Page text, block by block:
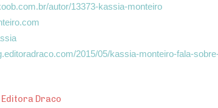
autor/13373-kassia-monteiro
2015/05/kassia-monteiro-fala-
Draco